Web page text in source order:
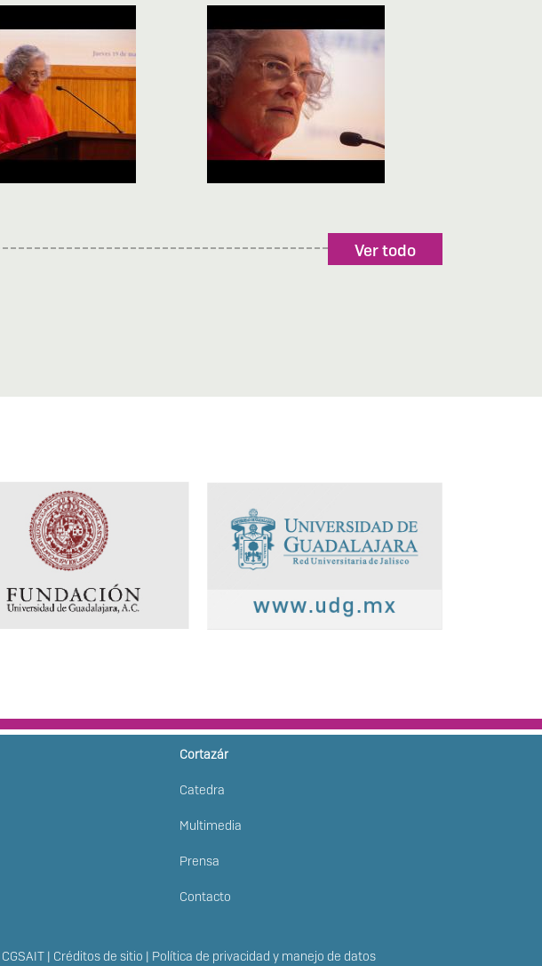
Ver todo
PRINCIPAL
Cortazár
Catedra
Multimedia
Prensa
Contacto
CGSAIT | Créditos de sitio | Política de privacidad y manejo de datos